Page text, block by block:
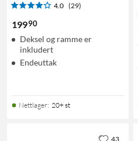
4.0 (29)
19990
Deksel og ramme er
inkludert
Endeuttak
Nettlager: 20+ st
43